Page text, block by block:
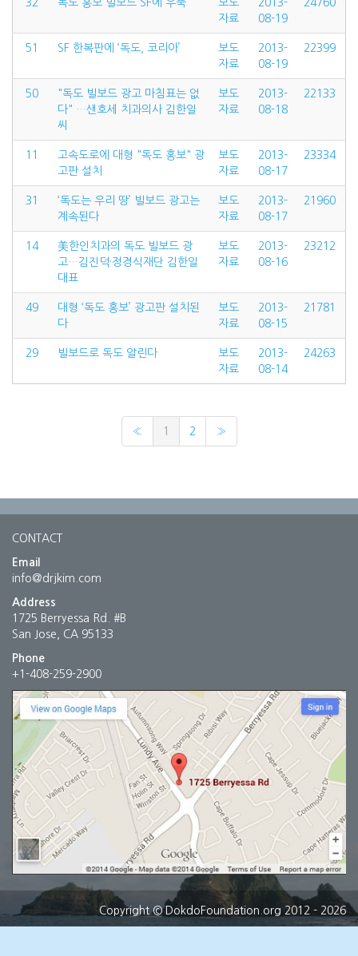
자료
08-19
51 SF 한복판에 ‘독도, 코리아’
보도
자료
2013-
08-19
22399
50
"독도 빌보드 광고 마침표는 없
다" …샌호세 치과의사 김한일
씨
보도
자료
2013-
08-18
22133
11
고속도로에 대형 "독도 홍보" 광
고판 설치
보도
자료
2013-
08-17
23334
31
‘독도는 우리 땅’ 빌보드 광고는
계속된다
보도
자료
2013-
08-17
21960
14
美한인치과의 독도 빌보드 광
고…김진덕·정경식재단 김한일
대표
보도
자료
2013-
08-16
23212
49
대형 ‘독도 홍보’ 광고판 설치된
다
보도
자료
2013-
08-15
21781
29 빌보드로 독도 알린다
보도
자료
2013-
08-14
24263
« 1 2 »
CONTACT
Email
info@drjkim.com
Address
1725 Berryessa Rd. #B
San Jose, CA 95133
Phone
+1-408-259-2900
Copyright © DokdoFoundation.org 2012 - 2026